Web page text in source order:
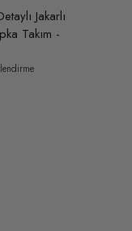
Jakarlı
Takım -